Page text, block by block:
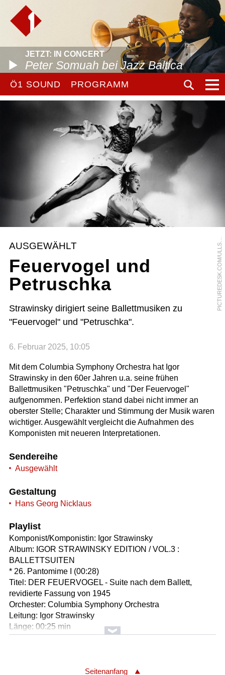
JETZT: IN CONCERT
Peter Somuah bei Jazz Baltica
Ö1 SOUND PROGRAMM
P
I
C
T
U
R
E
D
E
S
K
.
C
O
M
/
U
L
L
S
T
E
I
N
B
I
L
D
AUSGEWÄHLT
Feuervogel und
Petruschka
Strawinsky dirigiert seine Ballettmusiken zu
"Feuervogel" und "Petruschka".
6. Februar 2025, 10:05
Mit dem Columbia Symphony Orchestra hat Igor
Strawinsky in den 60er Jahren u.a. seine frühen
Ballettmusiken "Petruschka" und "Der Feuervogel"
aufgenommen. Perfektion stand dabei nicht immer an
oberster Stelle; Charakter und Stimmung der Musik waren
wichtiger. Ausgewählt vergleicht die Aufnahmen des
Komponisten mit neueren Interpretationen.
Sendereihe
Ausgewählt
Gestaltung
Hans Georg Nicklaus
Playlist
Komponist/Komponistin: Igor Strawinsky
Album: IGOR STRAWINSKY EDITION / VOL.3 :
BALLETTSUITEN
* 26. Pantomime I (00:28)
Titel: DER FEUERVOGEL - Suite nach dem Ballett,
revidierte Fassung von 1945
Orchester: Columbia Symphony Orchestra
Leitung: Igor Strawinsky
Länge: 00:25 min
Label: Sony SMK 46293
Album: IGOR STRAWINSKY EDITION / VOL.3 :
Seitenanfang